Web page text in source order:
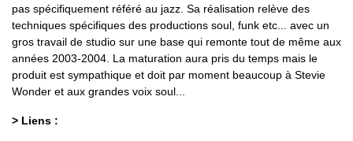
pas spécifiquement référé au jazz. Sa réalisation relève des
techniques spécifiques des productions soul, funk etc... avec un
gros travail de studio sur une base qui remonte tout de même aux
années 2003-2004. La maturation aura pris du temps mais le
produit est sympathique et doit par moment beaucoup à Stevie
Wonder et aux grandes voix soul...
> Liens :